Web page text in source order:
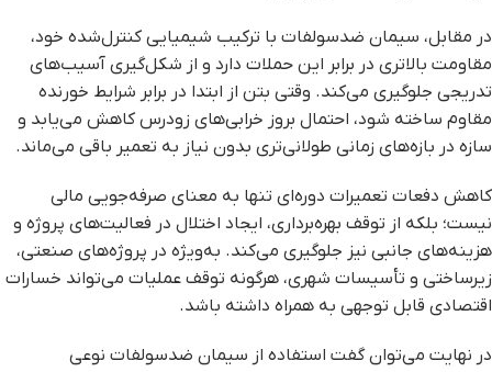
در مقابل، سیمان ضدسولفات با ترکیب شیمیایی کنترل‌شده خود،
مقاومت بالاتری در برابر این حملات دارد و از شکل‌گیری آسیب‌های
تدریجی جلوگیری می‌کند. وقتی بتن از ابتدا در برابر شرایط خورنده
مقاوم ساخته شود، احتمال بروز خرابی‌های زودرس کاهش می‌یابد و
سازه در بازه‌های زمانی طولانی‌تری بدون نیاز به تعمیر باقی می‌ماند.
کاهش دفعات تعمیرات دوره‌ای تنها به معنای صرفه‌جویی مالی
نیست؛ بلکه از توقف بهره‌برداری، ایجاد اختلال در فعالیت‌های پروژه و
هزینه‌های جانبی نیز جلوگیری می‌کند. به‌ویژه در پروژه‌های صنعتی،
زیرساختی و تأسیسات شهری، هرگونه توقف عملیات می‌تواند خسارات
اقتصادی قابل توجهی به همراه داشته باشد.
در نهایت می‌توان گفت استفاده از سیمان ضدسولفات نوعی